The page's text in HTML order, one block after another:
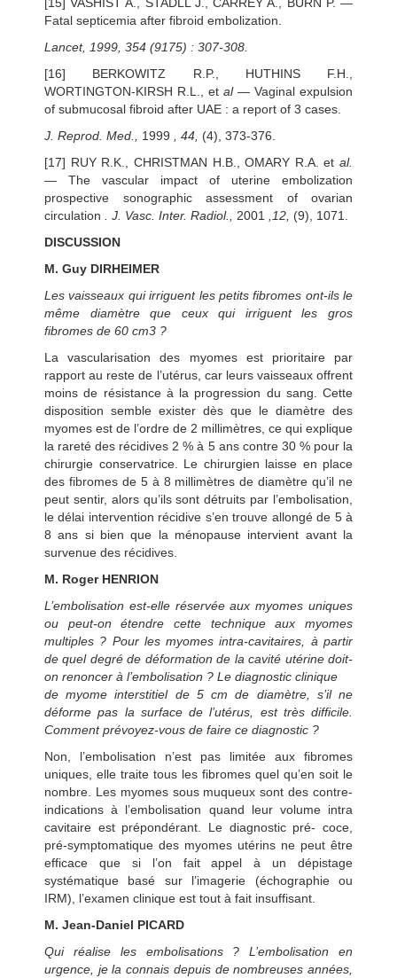
Fatal septicemia after fibroid embolization.
Lancet, 1999, 354 (9175) : 307-308.
[16] BERKOWITZ R.P., HUTHINS F.H.,
WORTINGTON-KIRSH R.L., et al — Vaginal expulsion
of submucosal fibroid after UAE : a report of 3 cases.
J. Reprod. Med., 1999 , 44, (4), 373-376.
[17] RUY R.K., CHRISTMAN H.B., OMARY R.A. et al.
— The vascular impact of uterine embolization
prospective sonographic assessment of ovarian
circulation . J. Vasc. Inter. Radiol., 2001 ,12, (9), 1071.
DISCUSSION
M. Guy DIRHEIMER
Les vaisseaux qui irriguent les petits fibromes ont-ils le
même diamètre que ceux qui irriguent les gros
fibromes de 60 cm3 ?
La vascularisation des myomes est prioritaire par
rapport au reste de l’utérus, car leurs vaisseaux offrent
moins de résistance à la progression du sang. Cette
disposition semble exister dès que le diamètre des
myomes est de l’ordre de 2 millimètres, ce qui explique
la rareté des récidives 2 % à 5 ans contre 30 % pour la
chirurgie conservatrice. Le chirurgien laisse en place
des fibromes de 5 à 8 millimètres de diamètre qu’il ne
peut sentir, alors qu’ils sont détruits par l’embolisation,
le délai intervention récidive s’en trouve allongé de 5 à
8 ans si bien que la ménopause intervient avant la
survenue des récidives.
M. Roger HENRION
L’embolisation est-elle réservée aux myomes uniques
ou peut-on étendre cette technique aux myomes
multiples ? Pour les myomes intra-cavitaires, à partir
de quel degré de déformation de la cavité utérine doit-
on renoncer à l’embolisation ? Le diagnostic clinique
de myome interstitiel de 5 cm de diamètre, s’il ne
déforme pas la surface de l’utérus, est très difficile.
Comment prévoyez-vous de faire ce diagnostic ?
Non, l’embolisation n’est pas limitée aux fibromes
uniques, elle traite tous les fibromes quel qu’en soit le
nombre. Les myomes sous muqueux sont des contre-
indications à l’embolisation quand leur volume intra
cavitaire est prépondérant. Le diagnostic pré- coce,
pré-symptomatique des myomes utérins ne peut être
efficace que si l’on fait appel à un dépistage
systématique basé sur l’imagerie (échographie ou
IRM), l’examen clinique est tout à fait insuffisant.
M. Jean-Daniel PICARD
Qui réalise les embolisations ? L’embolisation en
urgence, je la connais depuis de nombreuses années,